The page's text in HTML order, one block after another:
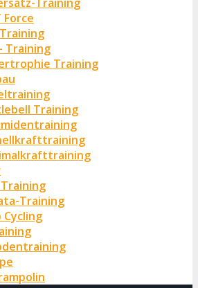
Force
Training
Training
Training
Training
Cycling